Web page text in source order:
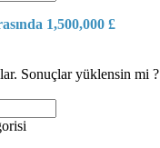
1,500,000 £
Sonuçlar yüklensin mi ?